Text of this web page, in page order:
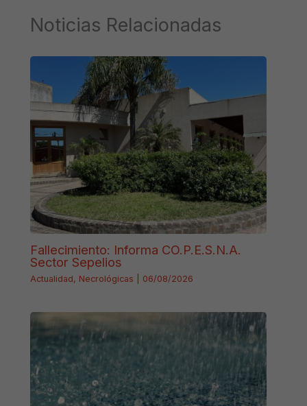
Noticias Relacionadas
Fallecimiento: Informa CO.P.E.S.N.A.
Sector Sepelios
Actualidad, Necrológicas 06/08/2026